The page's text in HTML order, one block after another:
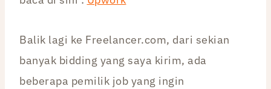
Balik lagi ke Freelancer.com, dari sekian
banyak bidding yang saya kirim, ada
beberapa pemilik job yang ingin